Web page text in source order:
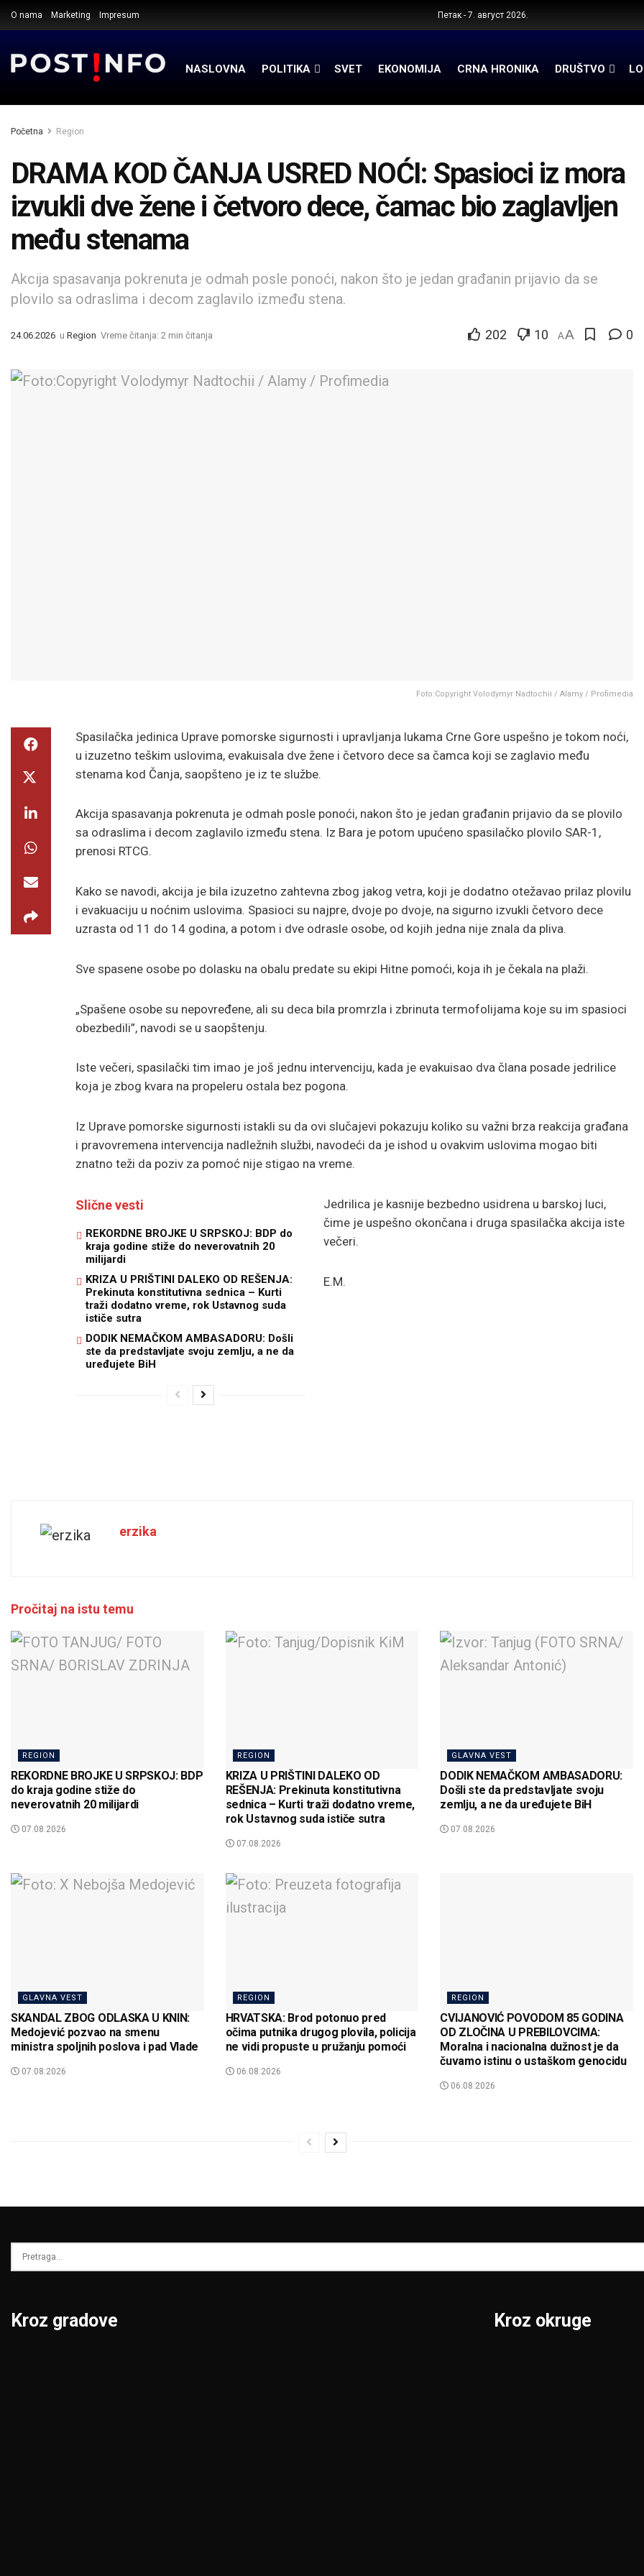
O nama Marketing Impresum Петак - 7. август 2026.
NASLOVNA POLITIKA SVET EKONOMIJA CRNA HRONIKA DRUŠTVO
Početna Region
DRAMA KOD ČANJA USRED NOĆI: Spasioci iz mora
izvukli dve žene i četvoro dece, čamac bio zaglavljen
među stenama
Akcija spasavanja pokrenuta je odmah posle ponoći, nakon što je jedan građanin prijavio da se
plovilo sa odraslima i decom zaglavilo između stena.
24.06.2026 u Region Vreme čitanja: 2 min čitanja 202 10 AA 0
Foto:Copyright Volodymyr Nadtochii / Alamy / Profimedia
Spasilačka jedinica Uprave pomorske sigurnosti i upravljanja lukama Crne Gore uspešno je tokom noći,
u izuzetno teškim uslovima, evakuisala dve žene i četvoro dece sa čamca koji se zaglavio među
stenama kod Čanja, saopšteno je iz te službe.
Akcija spasavanja pokrenuta je odmah posle ponoći, nakon što je jedan građanin prijavio da se plovilo
sa odraslima i decom zaglavilo između stena. Iz Bara je potom upućeno spasilačko plovilo SAR-1,
prenosi RTCG.
Kako se navodi, akcija je bila izuzetno zahtevna zbog jakog vetra, koji je dodatno otežavao prilaz plovilu
i evakuaciju u noćnim uslovima. Spasioci su najpre, dvoje po dvoje, na sigurno izvukli četvoro dece
uzrasta od 11 do 14 godina, a potom i dve odrasle osobe, od kojih jedna nije znala da pliva.
Sve spasene osobe po dolasku na obalu predate su ekipi Hitne pomoći, koja ih je čekala na plaži.
„Spašene osobe su nepovređene, ali su deca bila promrzla i zbrinuta termofolijama koje su im spasioci
obezbedili”, navodi se u saopštenju.
Iste večeri, spasilački tim imao je još jednu intervenciju, kada je evakuisao dva člana posade jedrilice
koja je zbog kvara na propeleru ostala bez pogona.
Iz Uprave pomorske sigurnosti istakli su da ovi slučajevi pokazuju koliko su važni brza reakcija građana
i pravovremena intervencija nadležnih službi, navodeći da je ishod u ovakvim uslovima mogao biti
znatno teži da poziv za pomoć nije stigao na vreme.
Slične vesti
REKORDNE BROJKE U SRPSKOJ: BDP do
kraja godine stiže do neverovatnih 20
milijardi
KRIZA U PRIŠTINI DALEKO OD REŠENJA:
Prekinuta konstitutivna sednica – Kurti
traži dodatno vreme, rok Ustavnog suda
ističe sutra
DODIK NEMAČKOM AMBASADORU: Došli
ste da predstavljate svoju zemlju, a ne da
uređujete BiH
Jedrilica je kasnije bezbedno usidrena u barskoj luci,
čime je uspešno okončana i druga spasilačka akcija iste
večeri.
E.M.
erzika
Pročitaj na istu temu
REGION
REKORDNE BROJKE U SRPSKOJ: BDP
do kraja godine stiže do
neverovatnih 20 milijardi
07.08.2026
REGION
KRIZA U PRIŠTINI DALEKO OD
REŠENJA: Prekinuta konstitutivna
sednica – Kurti traži dodatno vreme,
rok Ustavnog suda ističe sutra
07.08.2026
GLAVNA VEST
DODIK NEMAČKOM AMBASADORU:
Došli ste da predstavljate svoju
zemlju, a ne da uređujete BiH
07.08.2026
GLAVNA VEST
SKANDAL ZBOG ODLASKA U KNIN:
Medojević pozvao na smenu
ministra spoljnih poslova i pad Vlade
07.08.2026
REGION
HRVATSKA: Brod potonuo pred
očima putnika drugog plovila, policija
ne vidi propuste u pružanju pomoći
06.08.2026
REGION
CVIJANOVIĆ POVODOM 85 GODINA
OD ZLOČINA U PREBILOVCIMA:
Moralna i nacionalna dužnost je da
čuvamo istinu o ustaškom genocidu
06.08.2026
Kroz gradove Kroz okruge